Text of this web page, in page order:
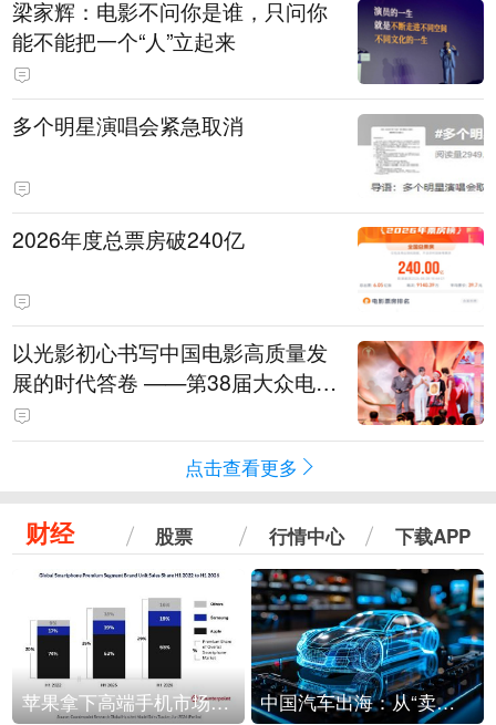
梁家辉：电影不问你是谁，只问你
能不能把一个“人”立起来
多个明星演唱会紧急取消
2026年度总票房破240亿
以光影初心书写中国电影高质量发
展的时代答卷 ——第38届大众电影
百花奖系列活动开幕晚会综述
点击查看更多
财经 股票 行情中心 下载APP
苹果拿下高端手机市场65%的份额：iPhone 17系列功不可没 中国汽车出海：从“卖出去”到“走进去”